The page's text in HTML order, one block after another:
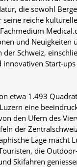
die sowohl
reiche
und Neuigkeiten
Schweiz,
Start-ups
etwa 1.493
eine
den Ufern des
der
Lage macht
die
Skifahren